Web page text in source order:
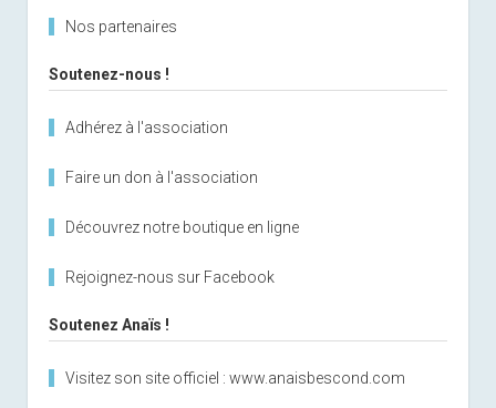
Nos partenaires
Soutenez-nous !
Adhérez à l'association
Faire un don à l'association
Découvrez notre boutique en ligne
Rejoignez-nous sur Facebook
Soutenez Anaïs !
Visitez son site officiel : www.anaisbescond.com